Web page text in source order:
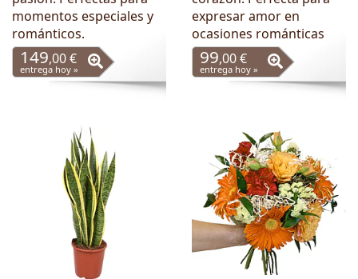
momentos especiales y
románticos.
149,00 €
entrega hoy »
expresar amor en
ocasiones románticas
99,00 €
entrega hoy »